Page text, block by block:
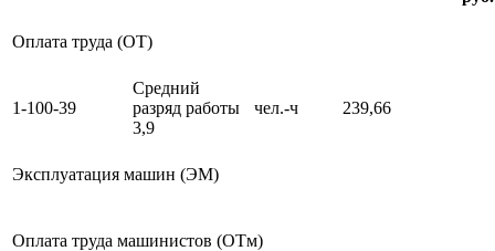
Оплата труда (ОТ)
1-100-39
Средний
разряд работы
3,9
чел.-ч 239,66
Эксплуатация машин (ЭМ)
Оплата труда машинистов (ОТм)